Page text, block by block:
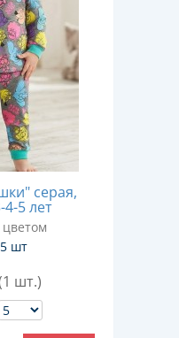
серая,
4-5 лет
5 шт
шт.)